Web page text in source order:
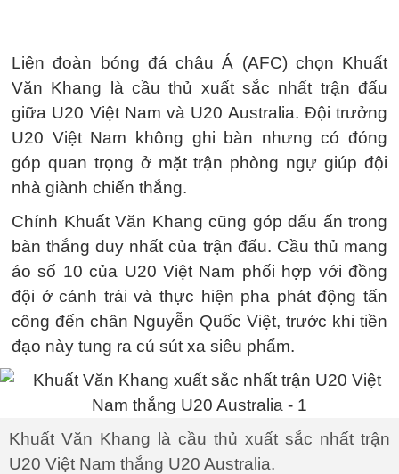
Liên đoàn bóng đá châu Á (AFC) chọn Khuất
Văn Khang là cầu thủ xuất sắc nhất trận đấu
giữa U20 Việt Nam và U20 Australia. Đội trưởng
U20 Việt Nam không ghi bàn nhưng có đóng
góp quan trọng ở mặt trận phòng ngự giúp đội
nhà giành chiến thắng.
Chính Khuất Văn Khang cũng góp dấu ấn trong
bàn thắng duy nhất của trận đấu. Cầu thủ mang
áo số 10 của U20 Việt Nam phối hợp với đồng
đội ở cánh trái và thực hiện pha phát động tấn
công đến chân Nguyễn Quốc Việt, trước khi tiền
đạo này tung ra cú sút xa siêu phẩm.
Khuất Văn Khang là cầu thủ xuất sắc nhất trận
U20 Việt Nam thắng U20 Australia.